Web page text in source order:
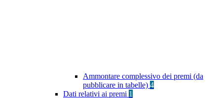
Ammontare complessivo dei premi (da
pubblicare in tabelle) 4
Dati relativi ai premi 1